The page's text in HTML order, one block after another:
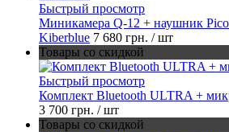
Быстрый просмотр
Миникамера Q-12 + наушник
Kiberblue 7 680 грн. / шт
Товары со скидкой
Быстрый просмотр
Комплект Bluetooth ULTRA +
3 700 грн. / шт
Товары со скидкой